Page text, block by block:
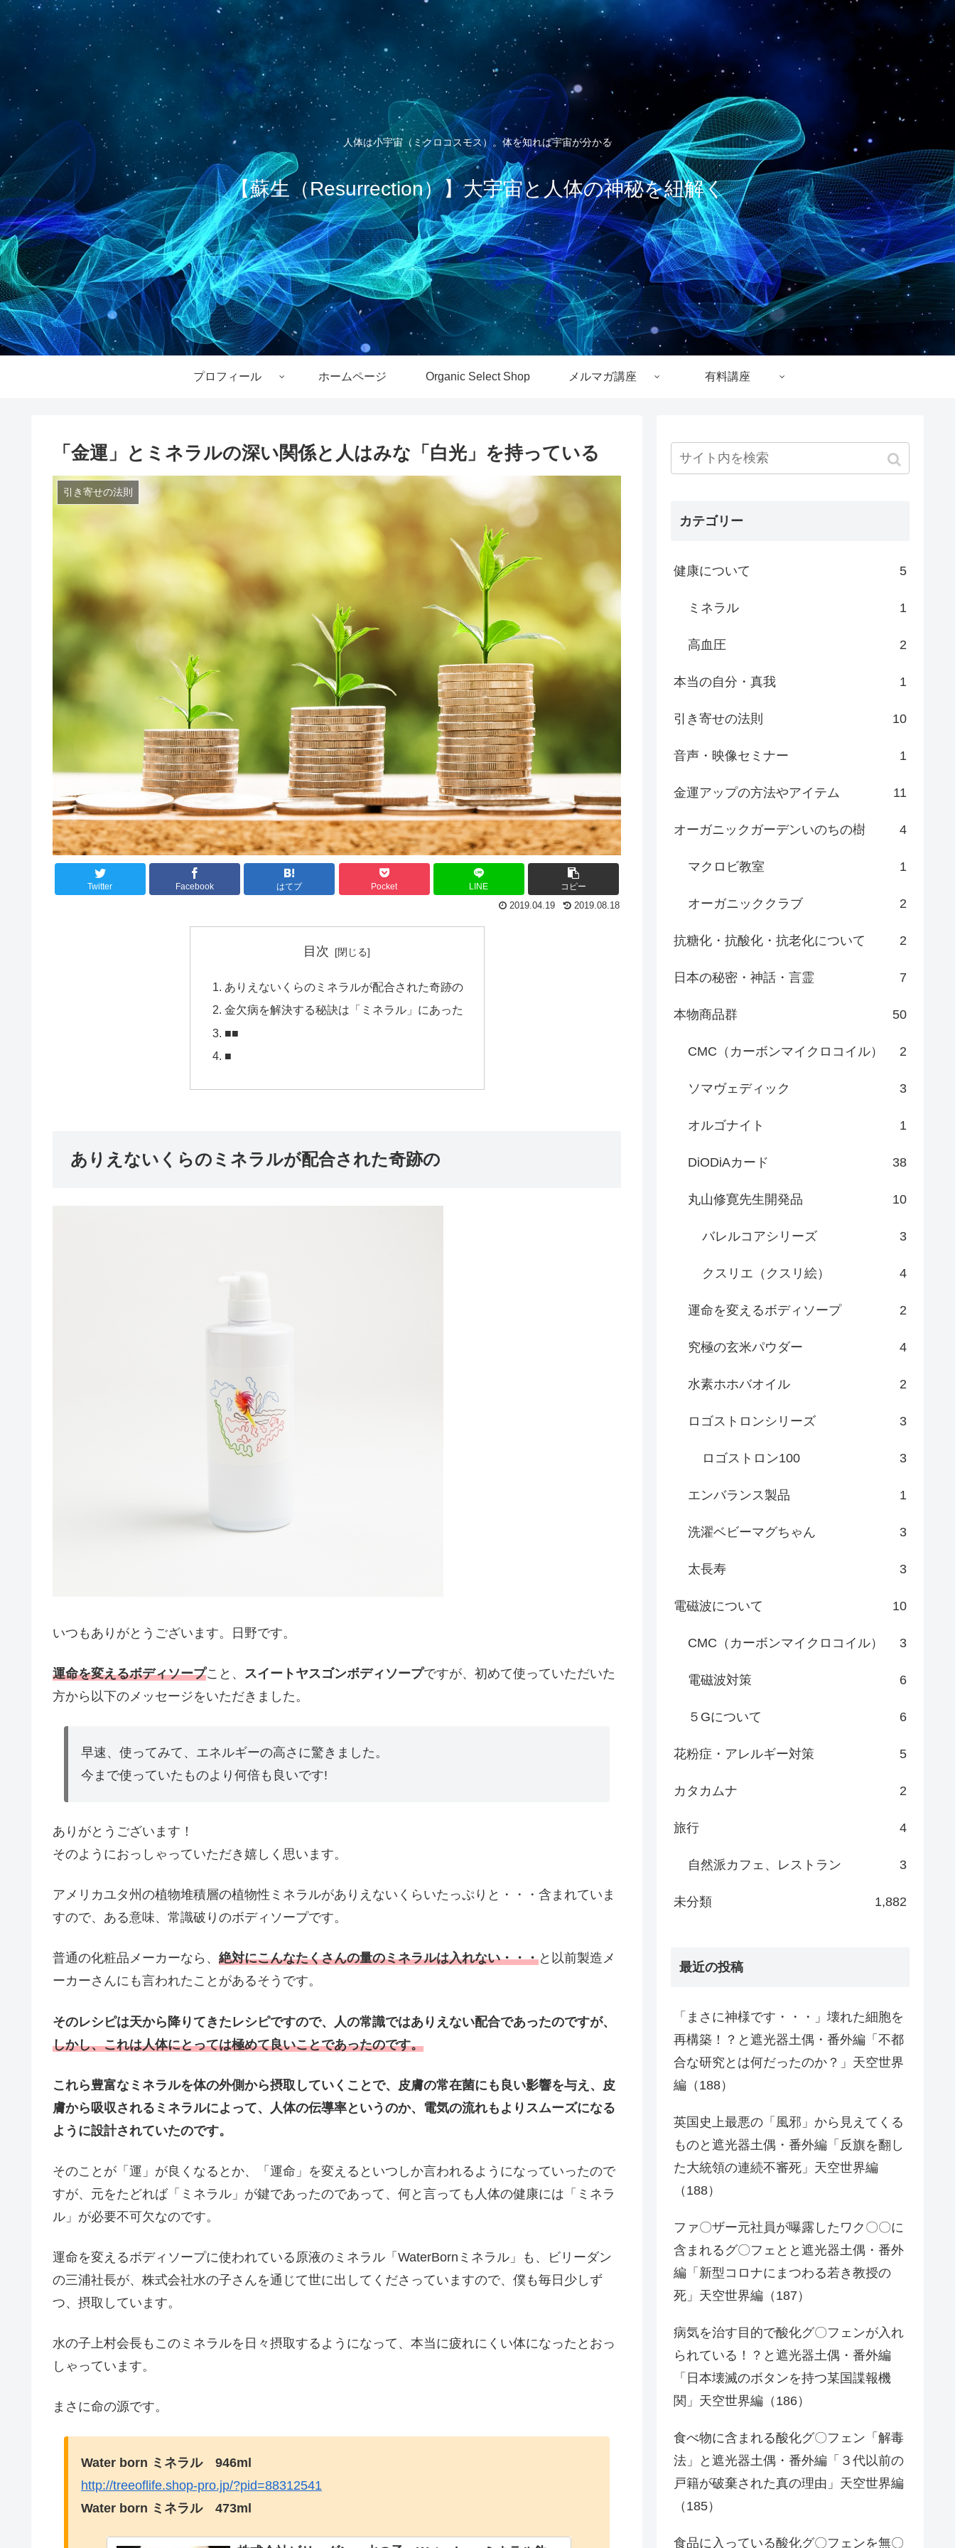
人体は小宇宙（ミクロコスモス）。体を知れば宇宙が分かる
【蘇生（Resurrection）】大宇宙と人体の神秘を紐解く
プロフィール ホームページ Organic Select Shop メルマガ講座 有料講座
「金運」とミネラルの深い関係と人はみな「白光」を持っている
引き寄せの法則
Twitter Facebook はてブ Pocket LINE
コピー
2019.08.18
2019.04.19
目次
ありえないくらのミネラルが配合された奇跡の
金欠病を解決する秘訣は「ミネラル」にあった
■■
■
ありえないくらのミネラルが配合された奇跡の
いつもありがとうございます。日野です。
運命を変えるボディソープこと、 スイートヤスゴンボディソープですが、初めて使っていただいた
方から以下のメッセージをいただきました。
早速、使ってみて、エネルギーの高さに驚きました。
今まで使っていたものより何倍も良いです!
ありがとうございます！
そのようにおっしゃっていただき嬉しく思います。
アメリカユタ州の植物堆積層の植物性ミネラルがありえないくらいたっぷりと・・・含まれていま
すので、ある意味、常識破りのボディソープです。
普通の化粧品メーカーなら、 絶対にこんなたくさんの量のミネラルは入れない・・・と以前製造メ
ーカーさんにも言われたことがあるそうです。
そのレシピは天から降りてきたレシピですので、人の常識ではありえない配合であったのですが、
しかし、これは人体にとっては極めて良いことであったのです。
これら豊富なミネラルを体の外側から摂取していくことで、皮膚の常在菌にも良い影響を与え、皮
膚から吸収されるミネラルによって、人体の伝導率というのか、電気の流れもよりスムーズになる
ように設計されていたのです。
そのことが「運」が良くなるとか、「運命」を変えるといつしか言われるようになっていったので
すが、元をたどれば「ミネラル」が鍵であったのであって、何と言っても人体の健康には「ミネラ
ル」が必要不可欠なのです。
運命を変えるボディソープに使われている原液のミネラル「WaterBornミネラル」も、ビリーダン
の三浦社長が、株式会社水の子さんを通じて世に出してくださっていますので、僕も毎日少しず
つ、摂取しています。
水の子上村会長もこのミネラルを日々摂取するようになって、本当に疲れにくい体になったとおっ
しゃっています。
まさに命の源です。
Water born ミネラル 946ml
http://treeoflife.shop-pro.jp/?pid=88312541
Water born ミネラル 473ml
カテゴリー
健康について 5
ミネラル 1
高血圧 2
本当の自分・真我 1
引き寄せの法則 10
音声・映像セミナー 1
金運アップの方法やアイテム 11
オーガニックガーデンいのちの樹 4
マクロビ教室 1
オーガニッククラブ 2
抗糖化・抗酸化・抗老化について 2
日本の秘密・神話・言霊 7
本物商品群 50
CMC（カーボンマイクロコイル） 2
ソマヴェディック 3
オルゴナイト 1
DiODiAカード 38
丸山修寛先生開発品 10
バレルコアシリーズ 3
クスリエ（クスリ絵） 4
運命を変えるボディソープ 2
究極の玄米パウダー 4
水素ホホバオイル 2
ロゴストロンシリーズ 3
ロゴストロン100 3
エンバランス製品 1
洗濯ベビーマグちゃん 3
太長寿 3
電磁波について 10
CMC（カーボンマイクロコイル） 3
電磁波対策 6
５Gについて 6
花粉症・アレルギー対策 5
カタカムナ 2
旅行 4
自然派カフェ、レストラン 3
未分類 1,882
最近の投稿
「まさに神様です・・・」壊れた細胞を
再構築！？と遮光器土偶・番外編「不都
合な研究とは何だったのか？」天空世界
編（188）
英国史上最悪の「風邪」から見えてくる
ものと遮光器土偶・番外編「反旗を翻し
た大統領の連続不審死」天空世界編
（188）
ファ〇ザー元社員が曝露したワク〇〇に
含まれるグ〇フェとと遮光器土偶・番外
編「新型コロナにまつわる若き教授の
死」天空世界編（187）
病気を治す目的で酸化グ〇フェンが入れ
られている！？と遮光器土偶・番外編
「日本壊滅のボタンを持つ某国諜報機
関」天空世界編（186）
食べ物に含まれる酸化グ〇フェン「解毒
法」と遮光器土偶・番外編「３代以前の
戸籍が破棄された真の理由」天空世界編
（185）
食品に入っている酸化グ〇フェンを無〇